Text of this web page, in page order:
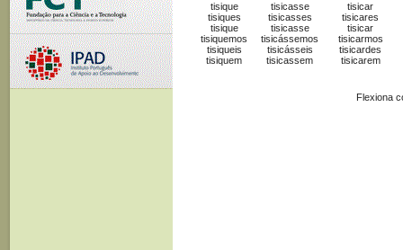
tisique
tisiques
tisique
tisiquemos
tisiqueis
tisiquem
tisicasse
tisicasses
tisicasse
tisicássemos
tisicásseis
tisicassem
tisicar
tisicares
tisicar
tisicarmos
tisicardes
tisicarem
Flexiona